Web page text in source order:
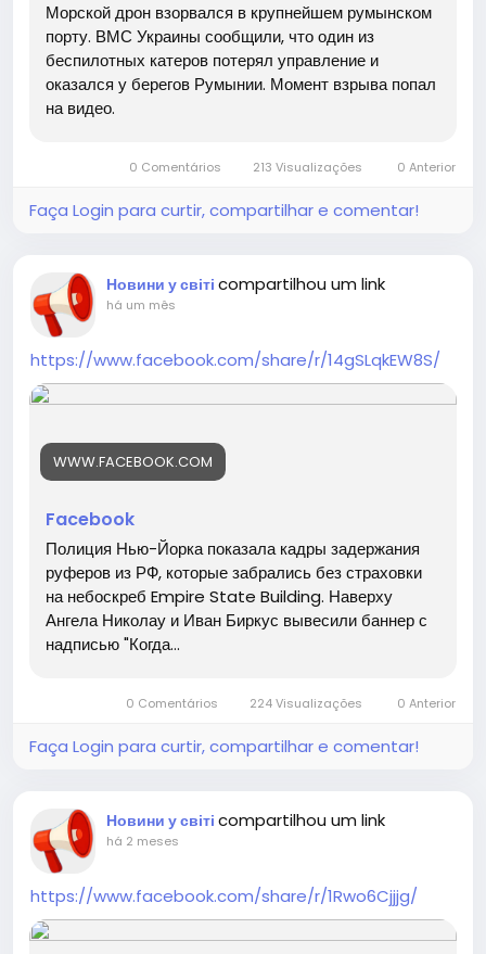
Морской дрон взорвался в крупнейшем румынском
порту. ВМС Украины сообщили, что один из
беспилотных катеров потерял управление и
оказался у берегов Румынии. Момент взрыва попал
на видео.
0 Comentários 213 Visualizações 0 Anterior
Faça Login para curtir, compartilhar e comentar!
Новини у світі compartilhou um link
há um mês
https://www.facebook.com/share/r/14gSLqkEW8S/
WWW.FACEBOOK.COM
Facebook
Полиция Нью-Йорка показала кадры задержания
руферов из РФ, которые забрались без страховки
на небоскреб Empire State Building. Наверху
Ангела Николау и Иван Биркус вывесили баннер с
надписью "Когда...
0 Comentários 224 Visualizações 0 Anterior
Faça Login para curtir, compartilhar e comentar!
Новини у світі compartilhou um link
há 2 meses
https://www.facebook.com/share/r/1Rwo6Cjjjg/